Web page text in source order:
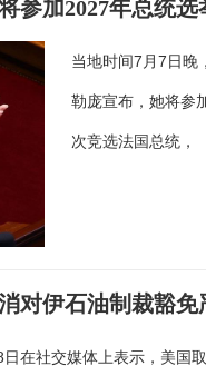
参加2027年总统选
当地时间7月7日晚
勒庞宣布，她将参
次竞选法国总统，
对伊石油制裁豁
在社交媒体上表示，美国